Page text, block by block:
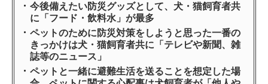
今後備えたい防災グッズとして、犬・猫飼育者共
に「フード・飲料水」が最多
ペットのために防災対策をしようと思った一番の
きっかけは犬・猫飼育者共に「テレビや新聞、雑
誌等のニュース」
ペットと一緒に避難生活を送ることを想定した場